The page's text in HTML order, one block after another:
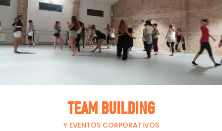
TEAM BUILDING
Y EVENTOS CORPORATIVOS